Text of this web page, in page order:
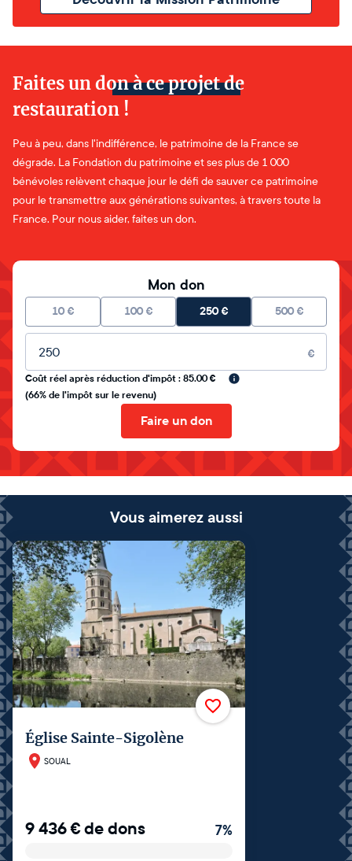
Faites un don à ce projet de
restauration !
Peu à peu, dans l'indifférence, le patrimoine de la France se
dégrade. La Fondation du patrimoine et ses plus de 1 000
bénévoles relèvent chaque jour le défi de sauver ce patrimoine
pour le transmettre aux générations suivantes, à travers toute la
France. Pour nous aider, faites un don.
Mon don
10 € 100 € 250€ 500 €
Montant libre
€
Coût réel après réduction d'impôt : 85.00 €
(66% de l'impôt sur le revenu)
Faire un don
Vous aimerez aussi
Église Sainte-Sigolène
SOUAL
9 436€de dons 7%